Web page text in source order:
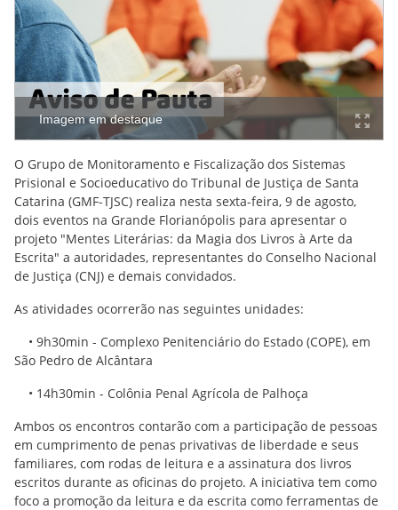
Imagem em destaque
O Grupo de Monitoramento e Fiscalização dos Sistemas
Prisional e Socioeducativo do Tribunal de Justiça de Santa
Catarina (GMF-TJSC) realiza nesta sexta-feira, 9 de agosto,
dois eventos na Grande Florianópolis para apresentar o
projeto "Mentes Literárias: da Magia dos Livros à Arte da
Escrita" a autoridades, representantes do Conselho Nacional
de Justiça (CNJ) e demais convidados.
As atividades ocorrerão nas seguintes unidades:
• 9h30min - Complexo Penitenciário do Estado (COPE), em
São Pedro de Alcântara
• 14h30min - Colônia Penal Agrícola de Palhoça
Ambos os encontros contarão com a participação de pessoas
em cumprimento de penas privativas de liberdade e seus
familiares, com rodas de leitura e a assinatura dos livros
escritos durante as oficinas do projeto. A iniciativa tem como
foco a promoção da leitura e da escrita como ferramentas de